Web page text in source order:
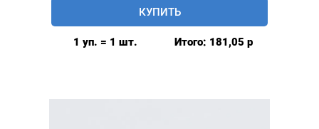
трикотажные
(рубашечные)
КУПИТЬ
1 уп. = 1 шт. Итого: 181,05 р